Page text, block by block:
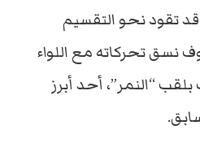
تقود نحو التقسيم
نسق تحركاته مع اللواء
“النمر”، أحد أبرز